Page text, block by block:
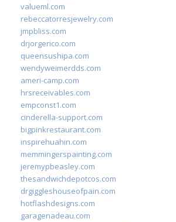
valueml.com
rebeccatorresjewelry.com
jmpbliss.com
drjorgerico.com
queensushipa.com
wendyweimerdds.com
ameri-camp.com
hrsreceivables.com
empconst1.com
cinderella-support.com
bigpinkrestaurant.com
inspirehuahin.com
memmingerspainting.com
jeremypbeasley.com
thesandwichdepotcos.com
drgiggleshouseofpain.com
hotflashdesigns.com
garagenadeau.com